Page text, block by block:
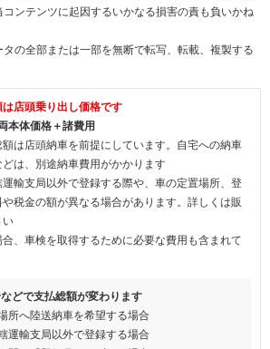
ンテンツに起因するいかなる損害の責も負いかね
の全部または一部を無断で転写、転載、複製する
店頭乗り出し価格です
本体価格＋諸費用
は店頭納車を前提にしています。自宅への納車
は、別途納車費用がかかります
輸支局以外で登録する際や、車の定置場所、登
税金の額が異なる場合があります。詳しくは販
い
、車検を取得するために必要な費用も含まれて
などで支払総額が変わります
所へ陸送納車を希望する場合
運輸支局以外で登録する場合